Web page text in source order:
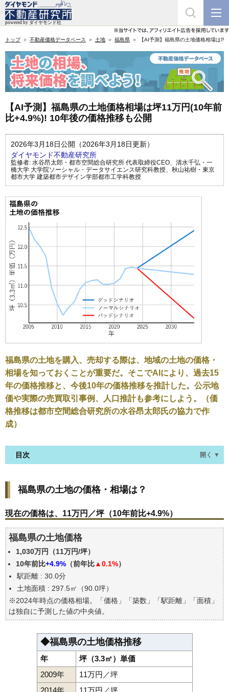
トップ 不動産価格データベース 土地 福島県 【AI予測】福島県の土地価格相場は
【AI予測】福島県の土地価格相場は坪11万円(10年前
比+4.9%)! 10年後の価格推移も公開
2026年3月18日公開（2026年3月18日更新）
ダイヤモンド不動産研究所
監修者: 水谷昂太郎・都市空間総合研究所 代表取締役CEO、 清水千弘・一
橋大学 大学院ソーシャル・データサイエンス研究科教授、 秋山祐樹・東京
都市大学 建築都市デザイン学部都市工学科教授
福島県の土地を購入、売却する際は、地域の土地の価格・
相場を知っておくことが重要だ。そこでAIにより、過去15
年の価格推移と、今後10年の価格推移を推計した。公示地
価や実際の売買取引事例、人口推計も参考にしよう。（価
格推移は都市空間総合研究所の水谷昂太郎氏の協力で作
成）
目次 開く ▼
現在の価格は、11万円／坪（10年前比+4.9%）
価格を詳細に分析しよう
福島県の土地の過去の売買事例
公示地価はいくら
エリアの将来性を人口予想から検討しよう
自分の年収でいくらの不動産が買える？
福島県の土地の価格・相場は？
現在の価格は、11万円／坪（10年前比+4.9%）
福島県の土地価格
1,030万円（11万円/坪）
10年前比+4.9% （前年比▲0.1%）
駅距離 : 30.0分
土地面積 : 297.5㎡（90.0坪）
※2024年時点の価格相場。「価格」「築数」「駅距離」「面積」
は独自に予測した値の中央値。
◆福島県の土地価格推移
年
坪（3.3㎡）単価
2009年
11万円／坪